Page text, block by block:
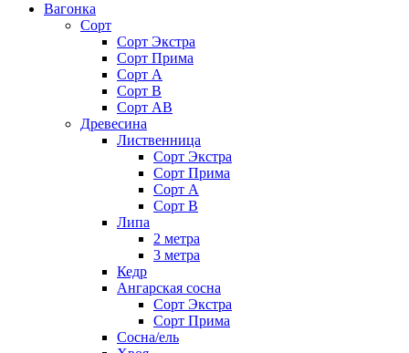
Вагонка
Сорт
Сорт Экстра
Сорт Прима
Сорт A
Сорт В
Сорт AB
Древесина
Лиственница
Сорт Экстра
Сорт Прима
Сорт А
Сорт В
Липа
2 метра
3 метра
Кедр
Ангарская сосна
Cорт Экстра
Сорт Прима
Сосна/ель